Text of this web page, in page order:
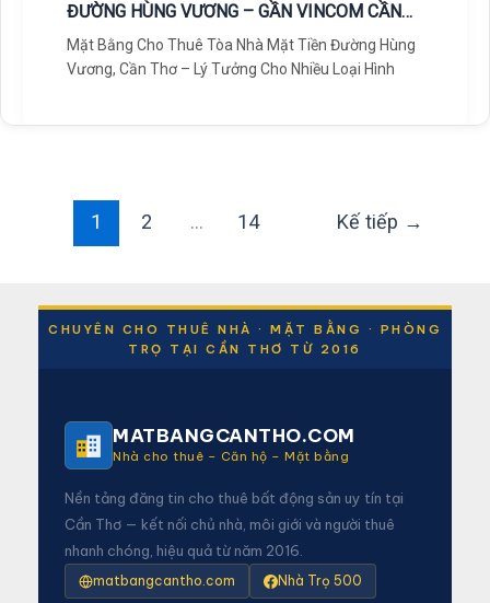
ĐƯỜNG HÙNG VƯƠNG – GẦN VINCOM CẦN
THƠ
Mặt Bằng Cho Thuê Tòa Nhà Mặt Tiền Đường Hùng
Vương, Cần Thơ – Lý Tưởng Cho Nhiều Loại Hình
1 2 … 14 Kế tiếp →
CHUYÊN CHO THUÊ NHÀ · MẶT BẰNG · PHÒNG
TRỌ TẠI CẦN THƠ TỪ 2016
MATBANGCANTHO.COM
Nhà cho thuê – Căn hộ – Mặt bằng
Nền tảng đăng tin cho thuê bất động sản uy tín tại
Cần Thơ — kết nối chủ nhà, môi giới và người thuê
nhanh chóng, hiệu quả từ năm 2016.
matbangcantho.com Nhà Trọ 500